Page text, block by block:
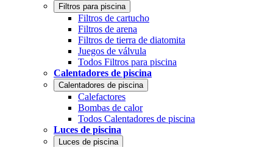
Filtros para piscina
Filtros de cartucho
Filtros de arena
Filtros de tierra de diatomita
Juegos de válvula
Todos Filtros para piscina
Calentadores de piscina
Calentadores de piscina
Calefactores
Bombas de calor
Todos Calentadores de piscina
Luces de piscina
Luces de piscina